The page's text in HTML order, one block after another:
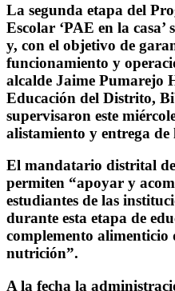
La segunda etapa del
Escolar ‘PAE en la casa’
y, con el objetivo de
funcionamiento y
alcalde Jaime Pumarejo
Educación del Distrito,
supervisaron este
alistamiento y entrega de
El mandatario distrital
permiten “apoyar y
estudiantes de las
durante esta etapa de
complemento alimenticio
nutrición”.
A la fecha la